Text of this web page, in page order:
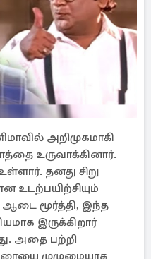
அறிமுகமாகி
உருவாக்கினார்.
தனது சிறு
உடற்பயிற்சியும்
மூர்த்தி, இந்த
இருக்கிறார்
அதை பற்றி
முழுமையாக